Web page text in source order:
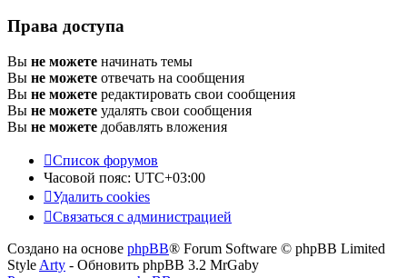
Права доступа
Вы не можете начинать темы
Вы не можете отвечать на сообщения
Вы не можете редактировать свои сообщения
Вы не можете удалять свои сообщения
Вы не можете добавлять вложения
Список форумов
Часовой пояс: UTC+03:00
Удалить cookies
Связаться с администрацией
Создано на основе phpBB® Forum Software © phpBB Limited
Style Arty - Обновить phpBB 3.2 MrGaby